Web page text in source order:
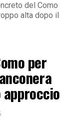
del Como
alta dopo il
per